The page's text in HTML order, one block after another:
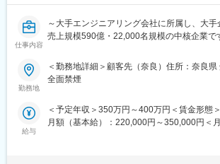
■システムの開発例：
・通信販売業向け販売管理システム
・チェーンストア向けオンライン受注および
・製薬業向け生産管理システム
・アパレル販売業向け販売在庫管理システム
■組織構成：
現在、本社にSEはおりません。そのため、
仕事内容
～大手エンジニアリング会社に所属し、大
売上規模590億・22,000名規模の中核企業で
以下に付随する設計、設計補助業務をお任
・食品機器（高温高圧調理殺菌装置、蒸発・
■働き方：
勤務地
＜勤務地詳細＞顧客先（奈良）住所：奈良
全面禁煙
給与
＜予定年収＞350万円～400万円＜賃金形態
月額（基本給）：220,000円～350,000円＜